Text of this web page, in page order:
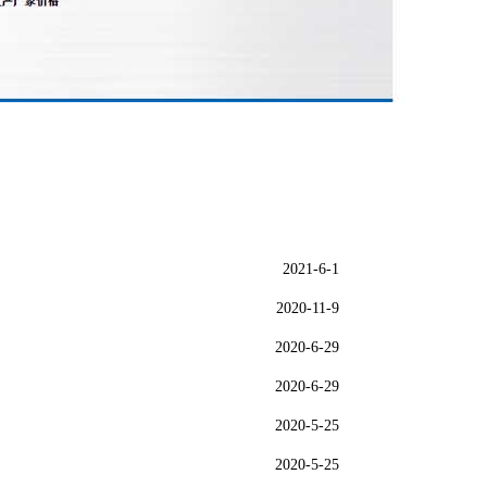
2021-6-1
2020-11-9
2020-6-29
2020-6-29
2020-5-25
2020-5-25